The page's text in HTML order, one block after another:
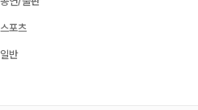
스포츠
일반